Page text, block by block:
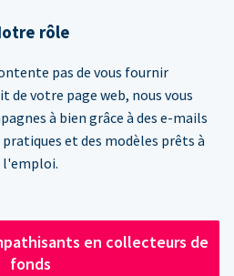
rôle
pas de vous fournir
votre page web, nous vous
à bien grâce à des e-mails
pratiques et des modèles prêts à
l'emploi.
en collecteurs de
fonds